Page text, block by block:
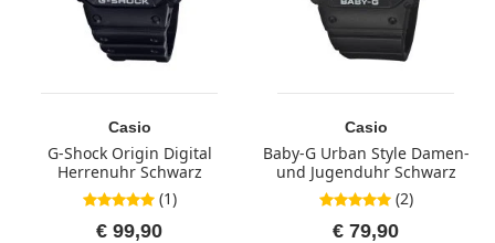
Casio
G-Shock Origin Digital
Herrenuhr Schwarz
5,0 von 5 Sternen
(1)
€ 99,90
Casio
Baby-G Urban Style Damen-
und Jugenduhr Schwarz
5,0 von 5 Sternen
(2)
€ 79,90